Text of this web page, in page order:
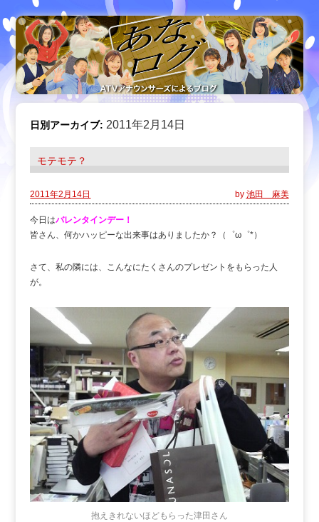
日別アーカイブ:2011年2月14日
モテモテ？
2011年2月14日 by 池田 麻美
今日はバレンタインデー！
皆さん、何かハッピーな出来事はありましたか？（゜ω゜*）
さて、私の隣には、こんなにたくさんのプレゼントをもらった人
が。
抱えきれないほどもらった津田さん